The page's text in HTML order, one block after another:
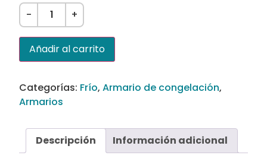
- +
Añadir al carrito
Categorías: Frío, Armario de congelación,
Armarios
Descripción Información adicional